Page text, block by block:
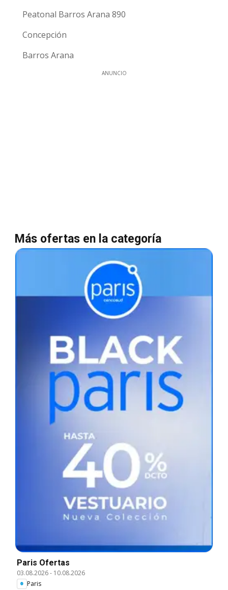
Peatonal Barros Arana 890
Concepción
Barros Arana
ANUNCIO
Más ofertas en la categoría
Paris Ofertas
03.08.2026- 10.08.2026
Paris